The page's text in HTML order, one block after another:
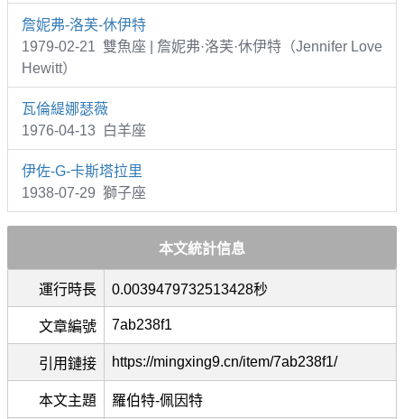
詹妮弗-洛芙-休伊特
1979-02-21 雙魚座 | 詹妮弗·洛芙·休伊特（Jennifer Love
Hewitt）
瓦倫緹娜瑟薇
1976-04-13 白羊座
伊佐-G-卡斯塔拉里
1938-07-29 獅子座
本文統計信息
運行時長 0.0039479732513428秒
文章編號 7ab238f1
引用鏈接 https://mingxing9.cn/item/7ab238f1/
本文主題 羅伯特-佩因特